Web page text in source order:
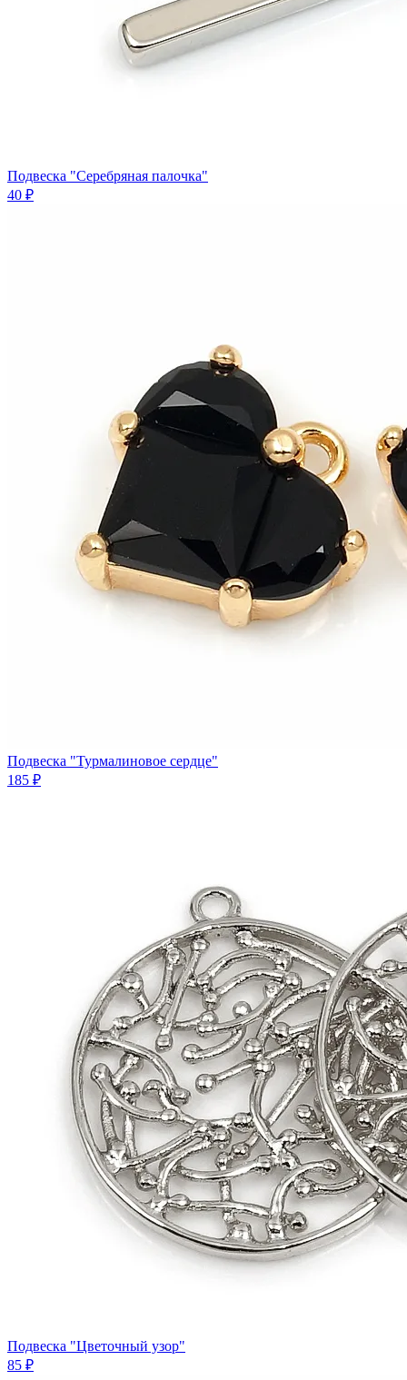
Подвеска "Серебряная палочка"
40 ₽
Подвеска "Турмалиновое сердце"
185 ₽
Подвеска "Цветочный узор"
85 ₽